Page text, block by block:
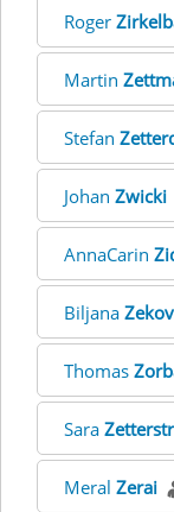
Roger
Martin
Stefan
Johan Zwicki
AnnaCarin
Biljana
Thomas
Sara
Meral Zerai